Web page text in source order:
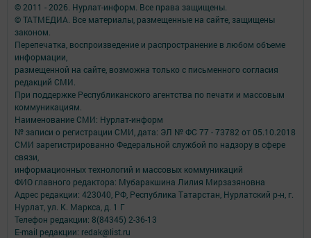
© 2011 - 2026. Нурлат-⁠информ. Все права защищены.
© ТАТМЕДИА. Все материалы, размещенные на сайте, защищены
законом.
Перепечатка, воспроизведение и распространение в любом объеме
информации,
размещенной на сайте, возможна только с письменного согласия
редакций СМИ.
При поддержке Республиканского агентства по печати и массовым
коммуникациям.
Наименование СМИ: Нурлат-⁠информ
№ записи о регистрации СМИ, дата: ЭЛ № ФС 77 -⁠ 73782 от 05.10.2018
СМИ зарегистрированно Федеральной службой по надзору в сфере
связи,
информационных технологий и массовых коммуникаций
ФИО главного редактора: Мубаракшина Лилия Мирзазяновна
Адрес редакции: 423040, РФ, Республика Татарстан, Нурлатский р-н, г.
Нурлат, ул. К. Маркса, д. 1 Г
Телефон редакции: 8(84345) 2-36-13
E-mail редакции: redak@list.ru